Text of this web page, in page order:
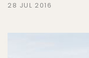
28 JUL 2016